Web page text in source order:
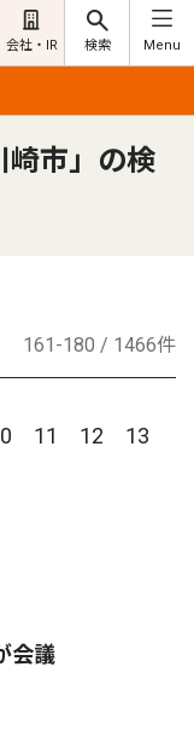
会社・IR 検索 Menu
崎市」の検
161-180 / 1466件
11 12
13
会議